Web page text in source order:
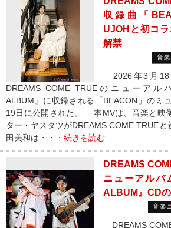
収録曲「
UJOHと初コ
解禁
音
2026年3月18
DREAMS COME TRUEのニューアル
ALBUM』に収録される「BEACON」のミ
19日に公開された。 本MVは、音楽と映
ター・ヤスタツがDREAMS COME TRUE
田美和は・・・ 続きを読む
DREAMS
ニューアル
ALBUM』CD
音楽
DREAMS